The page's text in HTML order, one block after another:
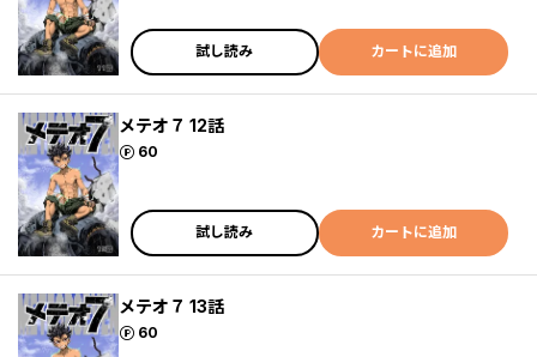
試し読み カートに追加
メテオ７ 12話
60
ポイント
試し読み カートに追加
メテオ７ 13話
60
ポイント